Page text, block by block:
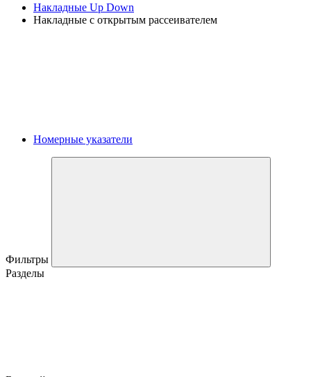
Накладные Up Down
Накладные с открытым рассеивателем
Номерные указатели
Фильтры
Разделы